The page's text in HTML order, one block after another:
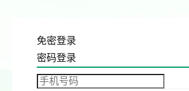
免密登录
密码登录